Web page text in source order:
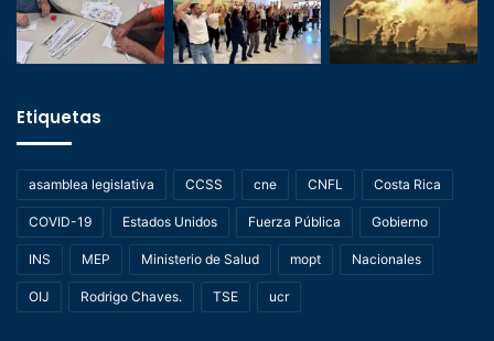
Etiquetas
asamblea legislativa CCSS cne CNFL Costa Rica
COVID-19 Estados Unidos Fuerza Pública Gobierno
INS MEP Ministerio de Salud mopt Nacionales
OIJ Rodrigo Chaves. TSE ucr